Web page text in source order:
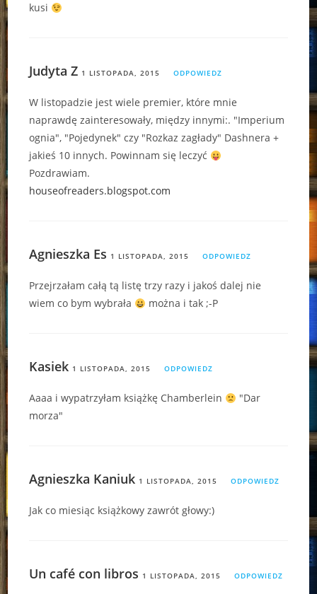
kusi
Judyta Z 1 LISTOPADA, 2015 ODPOWIEDZ
W listopadzie jest wiele premier, które mnie
naprawdę zainteresowały, między innymi:. "Imperium
ognia", "Pojedynek" czy "Rozkaz zagłady" Dashnera +
jakieś 10 innych. Powinnam się leczyć
Pozdrawiam.
houseofreaders.blogspot.com
Agnieszka Es 1 LISTOPADA, 2015 ODPOWIEDZ
Przejrzałam całą tą listę trzy razy i jakoś dalej nie
wiem co bym wybrała
można i tak ;-P
Kasiek 1 LISTOPADA, 2015 ODPOWIEDZ
Aaaa i wypatrzyłam książkę Chamberlein
"Dar
morza"
Agnieszka Kaniuk 1 LISTOPADA, 2015 ODPOWIEDZ
Jak co miesiąc książkowy zawrót głowy:)
Un café con libros 1 LISTOPADA, 2015 ODPOWIEDZ